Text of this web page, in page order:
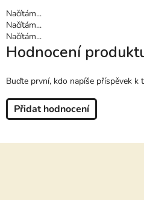
Načítám...
Načítám...
Načítám...
Hodnocení
Buďte první, kdo napíše příspěvek k
Přidat hodnocení